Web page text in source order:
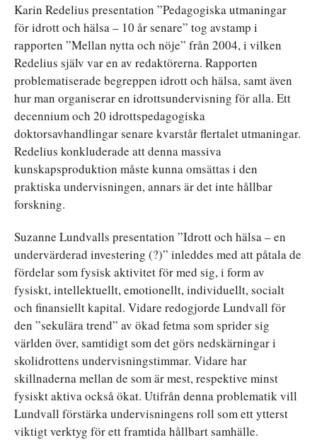
Karin Redelius presentation ”Pedagogiska utmaningar
för idrott och hälsa – 10 år senare” tog avstamp i
rapporten ”Mellan nytta och nöje” från 2004, i vilken
Redelius själv var en av redaktörerna. Rapporten
problematiserade begreppen idrott och hälsa, samt även
hur man organiserar en idrottsundervisning för alla. Ett
decennium och 20 idrottspedagogiska
doktorsavhandlingar senare kvarstår flertalet utmaningar.
Redelius konkluderade att denna massiva
kunskapsproduktion måste kunna omsättas i den
praktiska undervisningen, annars är det inte hållbar
forskning.
Suzanne Lundvalls presentation ”Idrott och hälsa – en
undervärderad investering (?)” inleddes med att påtala de
fördelar som fysisk aktivitet för med sig, i form av
fysiskt, intellektuellt, emotionellt, individuellt, socialt
och finansiellt kapital. Vidare redogjorde Lundvall för
den ”sekulära trend” av ökad fetma som sprider sig
världen över, samtidigt som det görs nedskärningar i
skolidrottens undervisningstimmar. Vidare har
skillnaderna mellan de som är mest, respektive minst
fysiskt aktiva också ökat. Utifrån denna problematik vill
Lundvall förstärka undervisningens roll som ett ytterst
viktigt verktyg för ett framtida hållbart samhälle.